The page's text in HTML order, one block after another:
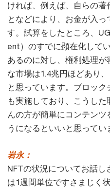
ければ、例えば、自らの
となどにより、お金が入
す。試算をしたところ、
ent）のすでに顕在化して
あるのに対し、権利処理
な市場は1.4兆円ほどあり
と思っています。ブロッ
も実施しており、こうし
んの方が簡単にコンテンツ
うになるといいと思ってい
岩永：
NFTの状況についてお話
は1週間単位ですさまじく